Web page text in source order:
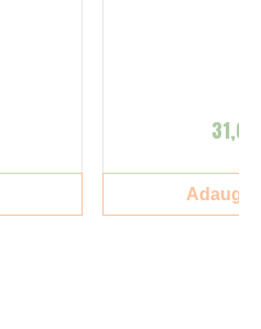
Adauga